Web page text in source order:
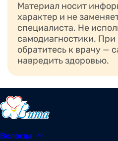
Материал носит
характер и не
специалиста. Не
самодиагностики.
обратитесь к врачу —
навредить здоровью.
Вологда